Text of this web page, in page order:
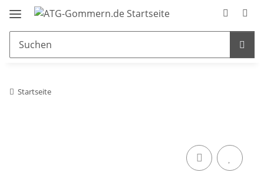
Startseite